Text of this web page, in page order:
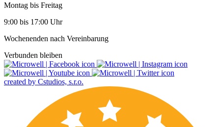
Montag bis Freitag
9:00 bis 17:00 Uhr
Wochenenden nach Vereinbarung
Verbunden bleiben
created by Cstudios, s.r.o.